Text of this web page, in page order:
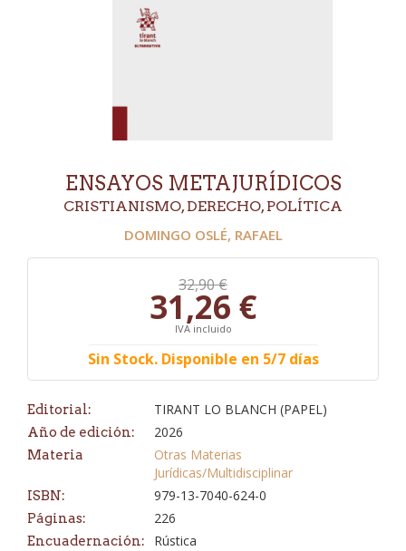
ENSAYOS METAJURÍDICOS
CRISTIANISMO, DERECHO, POLÍTICA
DOMINGO OSLÉ, RAFAEL
32,90 €
31,26 €
IVA incluido
Sin Stock. Disponible en 5/7 días
Editorial: TIRANT LO BLANCH (PAPEL)
Año de edición: 2026
Materia
Otras Materias
Jurídicas/Multidisciplinar
ISBN: 979-13-7040-624-0
Páginas: 226
Encuadernación: Rústica